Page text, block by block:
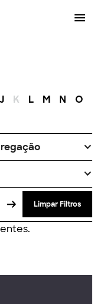
J K L M N O
Limpar Filtros